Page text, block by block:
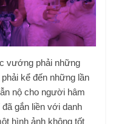
vướng phải những
kể đến những lần
nộ cho người hâm
gắn liền với danh
hình ảnh không tốt